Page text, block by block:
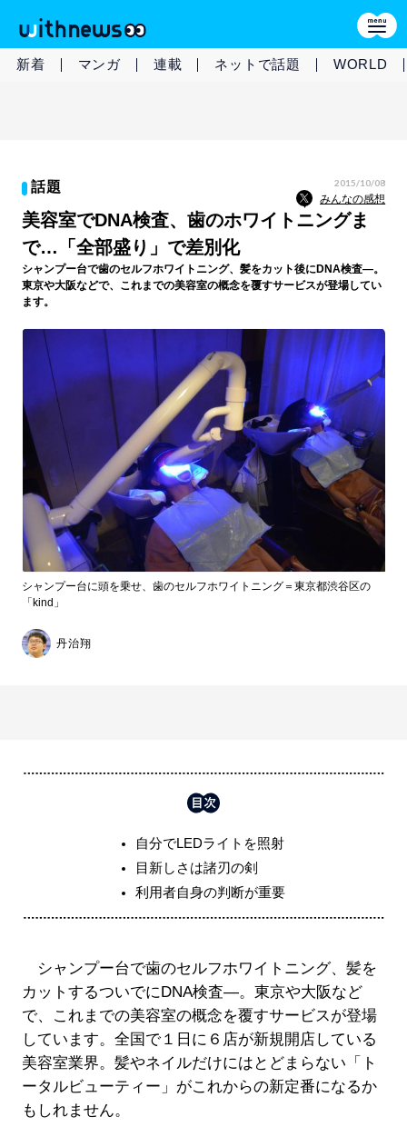
新着 マンガ 連載 ネットで話題 WORLD
話題 2015/10/08
みんなの感想
美容室でDNA検査、歯のホワイトニングま
で…「全部盛り」で差別化
シャンプー台で歯のセルフホワイトニング、髪をカット後にDNA検査―。
東京や大阪などで、これまでの美容室の概念を覆すサービスが登場してい
ます。
シャンプー台に頭を乗せ、歯のセルフホワイトニング＝東京都渋谷区の
「kind」
丹治翔
自分でLEDライトを照射
目新しさは諸刃の剣
利用者自身の判断が重要
シャンプー台で歯のセルフホワイトニング、髪を
カットするついでにDNA検査―。東京や大阪など
で、これまでの美容室の概念を覆すサービスが登場
しています。全国で１日に６店が新規開店している
美容室業界。髪やネイルだけにはとどまらない「ト
ータルビューティー」がこれからの新定番になるか
もしれません。